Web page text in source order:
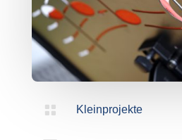
 Kleinprojekte